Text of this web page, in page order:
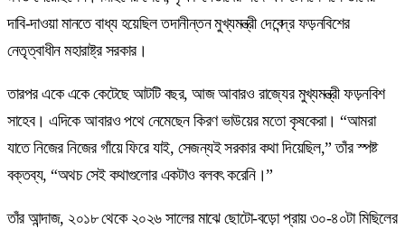
দাবি-দাওয়া মানতে বাধ্য হয়েছিল তদানীন্তন মুখ্যমন্ত্রী দেবেন্দ্র ফড়নবিশের
নেতৃত্বাধীন মহারাষ্ট্র সরকার।
তারপর একে একে কেটেছে আটটি বছর, আজ আবারও রাজ্যের মুখ্যমন্ত্রী ফড়নবিশ
সাহেব। এদিকে আবারও পথে নেমেছেন কিরণ ভাউয়ের মতো কৃষকেরা। “আমরা
যাতে নিজের নিজের গাঁয়ে ফিরে যাই, সেজন্যই সরকার কথা দিয়েছিল,” তাঁর স্পষ্ট
বক্তব্য, “অথচ সেই কথাগুলোর একটাও বলবৎ করেনি।”
তাঁর আন্দাজ, ২০১৮ থেকে ২০২৬ সালের মাঝে ছোটো-বড়ো প্রায় ৩০-৪০টা মিছিলের